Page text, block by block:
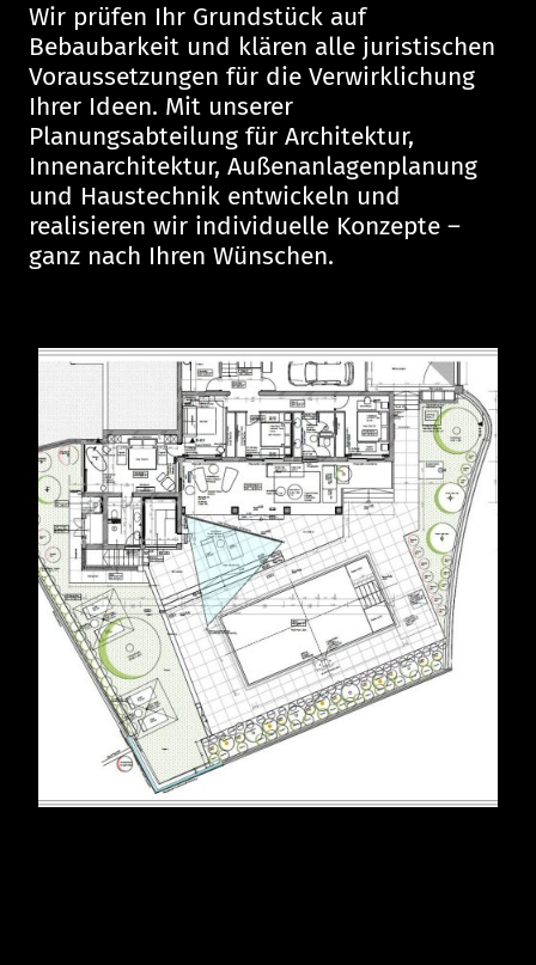
Wir prüfen Ihr Grundstück auf
Bebaubarkeit und klären alle juristischen
Voraussetzungen für die Verwirklichung
Ihrer Ideen. Mit unserer
Planungsabteilung für Architektur,
Innenarchitektur, Außenanlagenplanung
und Haustechnik entwickeln und
realisieren wir individuelle Konzepte –
ganz nach Ihren Wünschen.